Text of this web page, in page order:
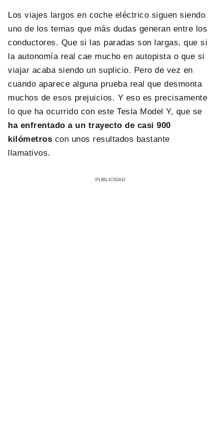
Los viajes largos en coche eléctrico siguen siendo
uno de los temas que más dudas generan entre los
conductores. Que si las paradas son largas, que si
la autonomía real cae mucho en autopista o que si
viajar acaba siendo un suplicio. Pero de vez en
cuando aparece alguna prueba real que desmonta
muchos de esos prejuicios. Y eso es precisamente
lo que ha ocurrido con este Tesla Model Y, que se
ha enfrentado a un trayecto de casi 900
kilómetros con unos resultados bastante
llamativos.